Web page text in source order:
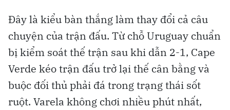
Đây là kiểu bàn thắng làm thay đổi cả câu
chuyện của trận đấu. Từ chỗ Uruguay chuẩn
bị kiểm soát thế trận sau khi dẫn 2-1, Cape
Verde kéo trận đấu trở lại thế cân bằng và
buộc đối thủ phải đá trong trạng thái sốt
ruột. Varela không chơi nhiều phút nhất,